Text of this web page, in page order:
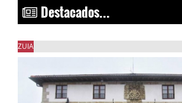
Destacados...
ZUIA